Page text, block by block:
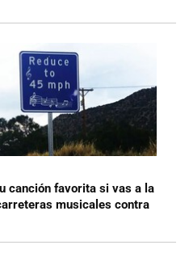
canción favorita si vas a la
musicales contra